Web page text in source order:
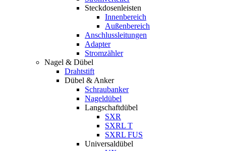
Steckdosenleisten
Innenbereich
Außenbereich
Anschlussleitungen
Adapter
Stromzähler
Nagel & Dübel
Drahtstift
Dübel & Anker
Schraubanker
Nageldübel
Langschaftdübel
SXR
SXRL T
SXRL FUS
Universaldübel